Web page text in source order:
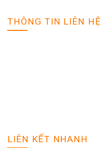
THÔNG TIN LIÊN HỆ
LIÊN KẾT NHANH